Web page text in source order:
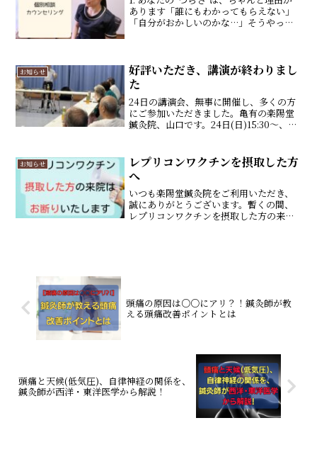
あります「誰にもわかってもらえない」
「自分がおかしいのかな…」そうやっ
れは、これまでの人間関...
お知らせ
好評いただき、講演が終わりまし
た
24日の講演会、無事に開催し、多くの方
にご参加いただきました。亀有の楽陽堂
鍼灸院、山口です。24日(日)15:30～、心
を良くする食事第一部は山口より、食事
と心身の関係...
お知らせ
レプリコンワクチンを摂取した方
へ
いつも楽陽堂鍼灸院をご利用いただき、
誠にありがとうございます。暫くの間、
レプリコンワクチンを摂取した方の来院
頭痛の原因は○○にアリ？！鍼灸師が教
える頭痛改善ポイントとは
頭痛と天候(低気圧)、自律神経の関係を、
鍼灸師が西洋・東洋医学から解説！